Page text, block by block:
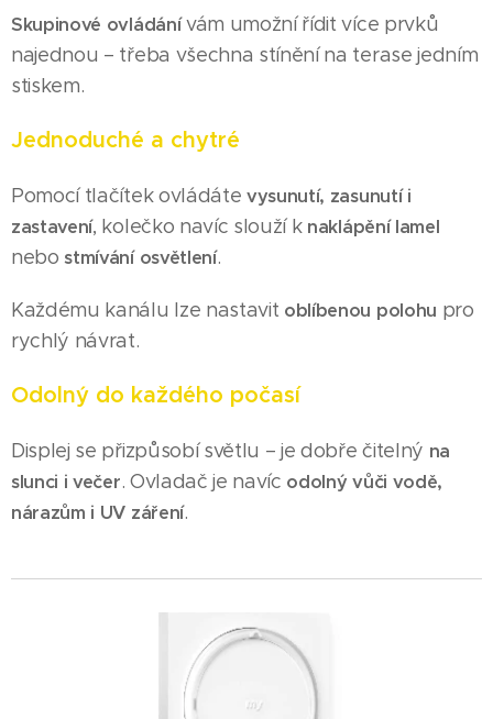
Skupinové ovládánívám umožní řídit více prvků
najednou – třeba všechna stínění na terase jedním
stiskem.
Jednoduché a chytré
Pomocí tlačítek ovládáte vysunutí, zasunutí i
zastavení, kolečko navíc slouží k naklápění lamel
nebostmívání osvětlení.
Každému kanálu lze nastavit oblíbenou polohu pro
rychlý návrat.
Odolný do každého počasí
Displej se přizpůsobí světlu – je dobře čitelný na
slunci i večer. Ovladač je navíc odolný vůči vodě,
nárazům i UV záření.